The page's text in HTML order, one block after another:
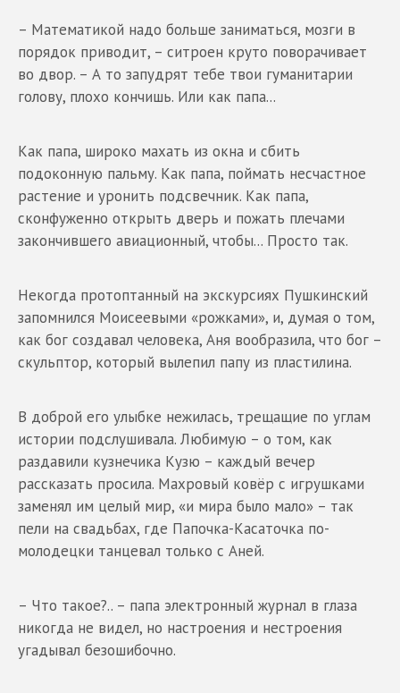
– Математикой надо больше заниматься, мозги в
порядок приводит, – ситроен круто поворачивает
во двор. – А то запудрят тебе твои гуманитарии
голову, плохо кончишь. Или как папа...
Как папа, широко махать из окна и сбить
подоконную пальму. Как папа, поймать несчастное
растение и уронить подсвечник. Как папа,
сконфуженно открыть дверь и пожать плечами
закончившего авиационный, чтобы... Просто так.
Некогда протоптанный на экскурсиях Пушкинский
запомнился Моисеевыми «рожками», и, думая о том,
как бог создавал человека, Аня вообразила, что бог –
скульптор, который вылепил папу из пластилина.
В доброй его улыбке нежилась, трещащие по углам
истории подслушивала. Любимую – о том, как
раздавили кузнечика Кузю – каждый вечер
рассказать просила. Махровый ковёр с игрушками
заменял им целый мир, «и мира было мало» – так
пели на свадьбах, где Папочка-Касаточка по-
молодецки танцевал только с Аней.
– Что такое?.. – папа электронный журнал в глаза
никогда не видел, но настроения и нестроения
угадывал безошибочно.